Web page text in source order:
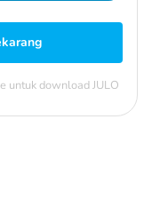
untuk download JULO